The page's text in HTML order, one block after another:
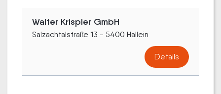
Walter Krispler GmbH
Salzachtalstraße 13 - 5400 Hallein
Details